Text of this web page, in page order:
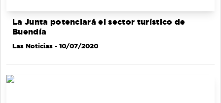
La Junta potenciará el sector turístico de
Buendía
Las Noticias - 10/07/2020